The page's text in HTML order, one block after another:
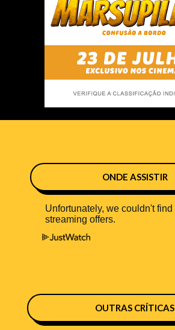
ONDE ASSISTIR
OUTRAS CRÍTICAS